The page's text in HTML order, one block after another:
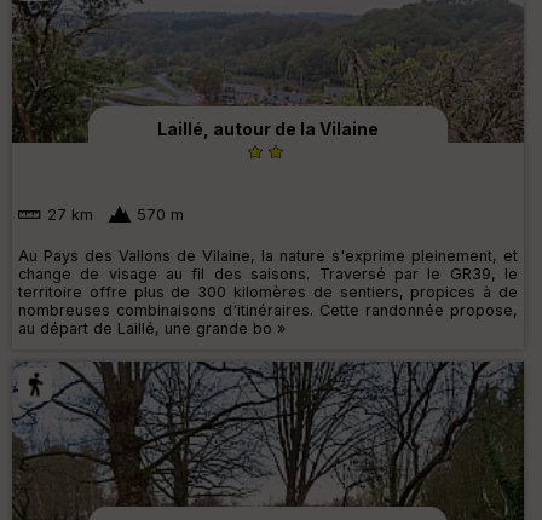
Laillé, autour de la Vilaine
27 km 570 m
Au Pays des Vallons de Vilaine, la nature s'exprime pleinement, et
change de visage au fil des saisons. Traversé par le GR39, le
territoire offre plus de 300 kilomères de sentiers, propices à de
nombreuses combinaisons d'itinéraires. Cette randonnée propose,
au départ de Laillé, une grande bo »